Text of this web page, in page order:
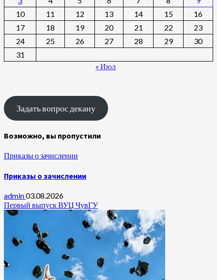
10
11 12 13 14 15
16
17
18 19 20 21 22
23
24
25 26 27 28 29
30
31
« Июл
Задать вопрос декану
Возможно, вы пропустили
Приказы о зачислении
Приказы о зачислении
admin03.08.2026
Первый выпуск ВУЦ ЧувГУ